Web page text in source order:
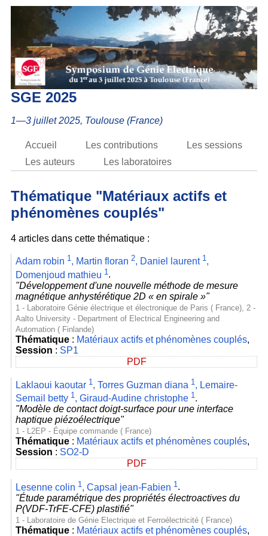
SGE 2025
1—3 juillet 2025, Toulouse (France)
Accueil Les contributions
Les sessions
Les auteurs
Les laboratoires
Thématique "Matériaux actifs et
phénomènes couplés"
4 articles dans cette thématique :
Adam robin 1, Martin floran 2, Daniel laurent 1,
Domenjoud mathieu 1.
"Développement d'une nouvelle méthode de mesure
magnétique anhystérétique 2D « en spirale »"
1 - Laboratoire Génie électrique et électronique de Paris ( France), 2 -
Aalto University - Department of Electrical Engineering and
Automation ( Finlande)
Thématique: Matériaux actifs et phénomènes couplés,
Session : SP1
PDF
Laklaoui kaoutar 1, Torres Guzman diana 1, Lemaire-
Semail betty 1, Giraud-Audine christophe 1.
"Modèle de contact doigt-surface pour une interface
haptique piézoélectrique"
1 - L2EP - Équipe commande ( France)
Thématique: Matériaux actifs et phénomènes couplés,
Session : SO2-D
PDF
Lesenne colin 1, Capsal jean-Fabien 1.
"Étude paramétrique des propriétés électroactives du
P(VDF-TrFE-CFE) plastifié"
1 - Laboratoire de Génie Electrique et Ferroélectricité ( France)
Thématique: Matériaux actifs et phénomènes couplés,